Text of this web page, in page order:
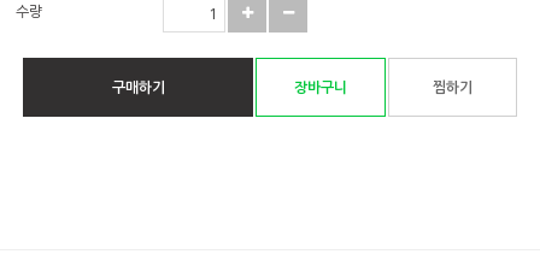
수량
구매하기 장바구니 찜하기